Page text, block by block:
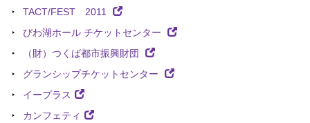
TACT/FEST 2011
びわ湖ホール チケットセンター
（財）つくば都市振興財団
グランシップチケットセンター
イープラス
カンフェティ